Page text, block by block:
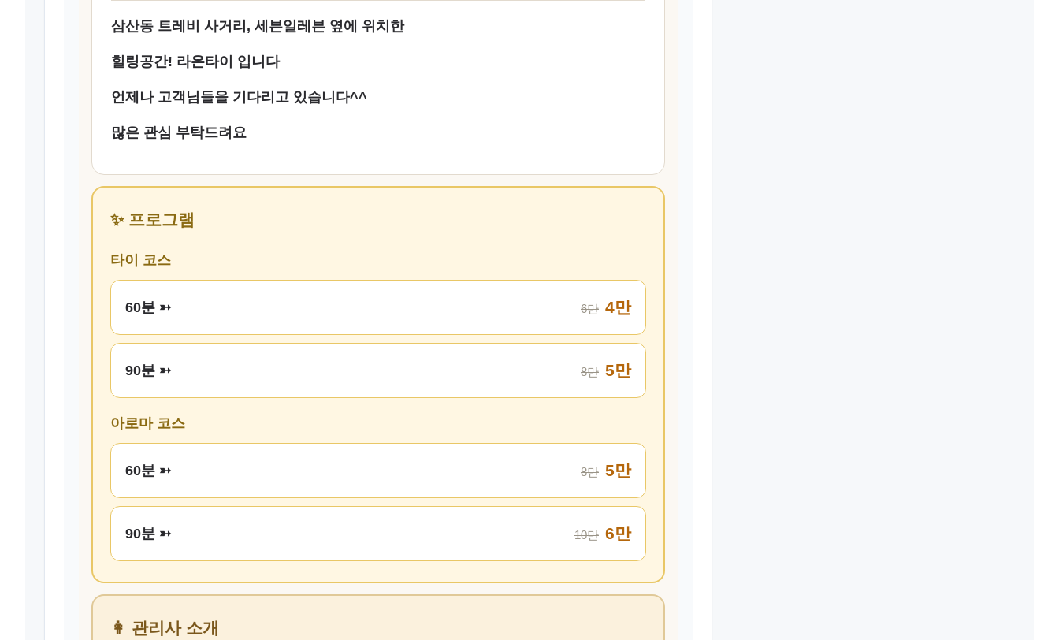
삼산동 트레비 사거리, 세븐일레븐 옆에 위치한
힐링공간! 라온타이 입니다
언제나 고객님들을 기다리고 있습니다^^
많은 관심 부탁드려요
✨ 프로그램
타이 코스
60분 ➳ 6만 4만
90분 ➳ 8만 5만
아로마 코스
60분 ➳ 8만 5만
90분 ➳ 10만 6만
👩 관리사 소개